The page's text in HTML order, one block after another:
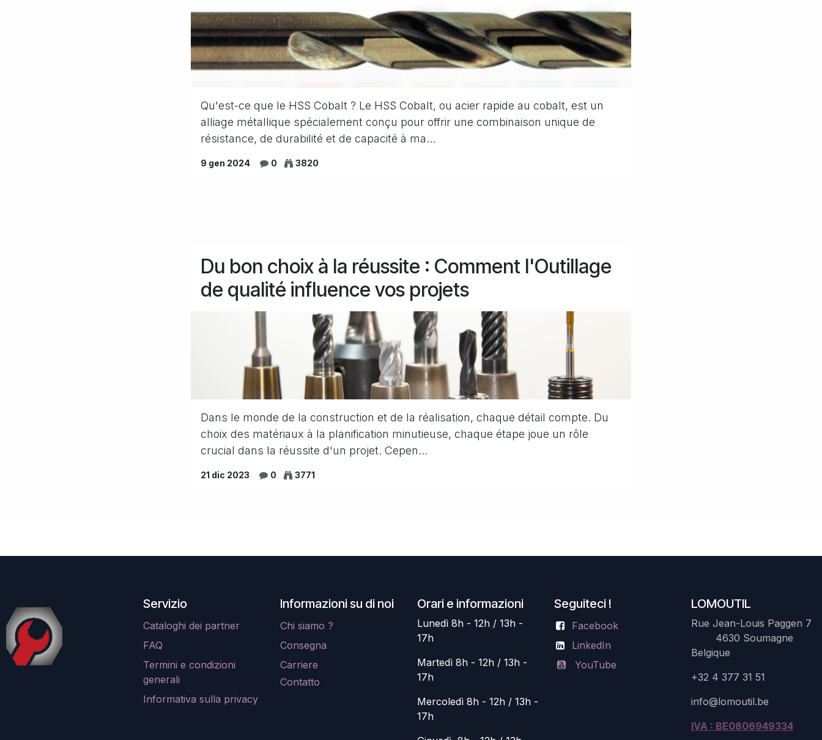
Qu'est-ce que le HSS Cobalt ? Le HSS Cobalt, ou acier rapide au cobalt, est un
alliage métallique spécialement conçu pour offrir une combinaison unique de
résistance, de durabilité et de capacité à ma...
9 gen 2024 0 3820
Du bon choix à la réussite : Comment l'Outillage
de qualité influence vos projets
Dans le monde de la construction et de la réalisation, chaque détail compte. Du
choix des matériaux à la planification minutieuse, chaque étape joue un rôle
crucial dans la réussite d'un projet. Cepen...
21 dic 2023 0 3771
LOMOUTIL
Rue Jean-Louis Paggen 7
4630 Soumagne
Belgique
+32 4 377 31 51
info@lomoutil.be
IVA : BE0806949334
Orari e informazioni
Lunedì 8h - 12h / 13h -
17h
Martedì 8h - 12h / 13h -
17h
Mercoledì 8h - 12h / 13h -
17h
Seguiteci !
Facebook
LinkedIn
YouTube
Informazioni su di noi
Chi siamo ?
Consegna
Carriere
Contatto
Servizio
Cataloghi dei partner
FAQ
Termini e condizioni
generali
Informativa sulla privacy